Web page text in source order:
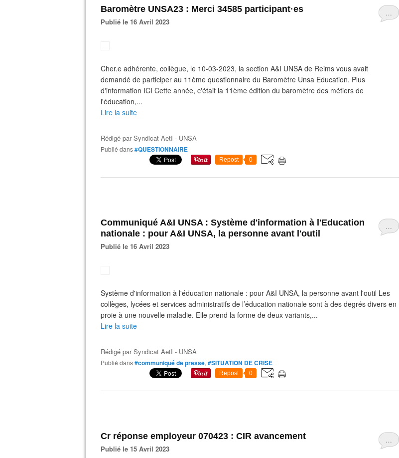
…
Baromètre UNSA23 : Merci 34585 participant·es
Publié le 16 Avril 2023
Cher.e adhérente, collègue, le 10-03-2023, la section A&I UNSA de Reims vous avait
demandé de participer au 11ème questionnaire du Baromètre Unsa Education. Plus
d'information ICI Cette année, c'était la 11ème édition du baromètre des métiers de
l'éducation,...
Lire la suite
Rédigé parSyndicat AetI - UNSA
Publié dans#QUESTIONNAIRE
Repost 0
…
Communiqué A&I UNSA : Système d'information à l'Education
nationale : pour A&I UNSA, la personne avant l'outil
Publié le 16 Avril 2023
Système d'information à l'éducation nationale : pour A&I UNSA, la personne avant l'outil Les
collèges, lycées et services administratifs de l’éducation nationale sont à des degrés divers en
proie à une nouvelle maladie. Elle prend la forme de deux variants,...
Lire la suite
Rédigé parSyndicat AetI - UNSA
Publié dans#communiqué de presse, #SITUATION DE CRISE
Repost 0
…
Cr réponse employeur 070423 : CIR avancement
Publié le 15 Avril 2023